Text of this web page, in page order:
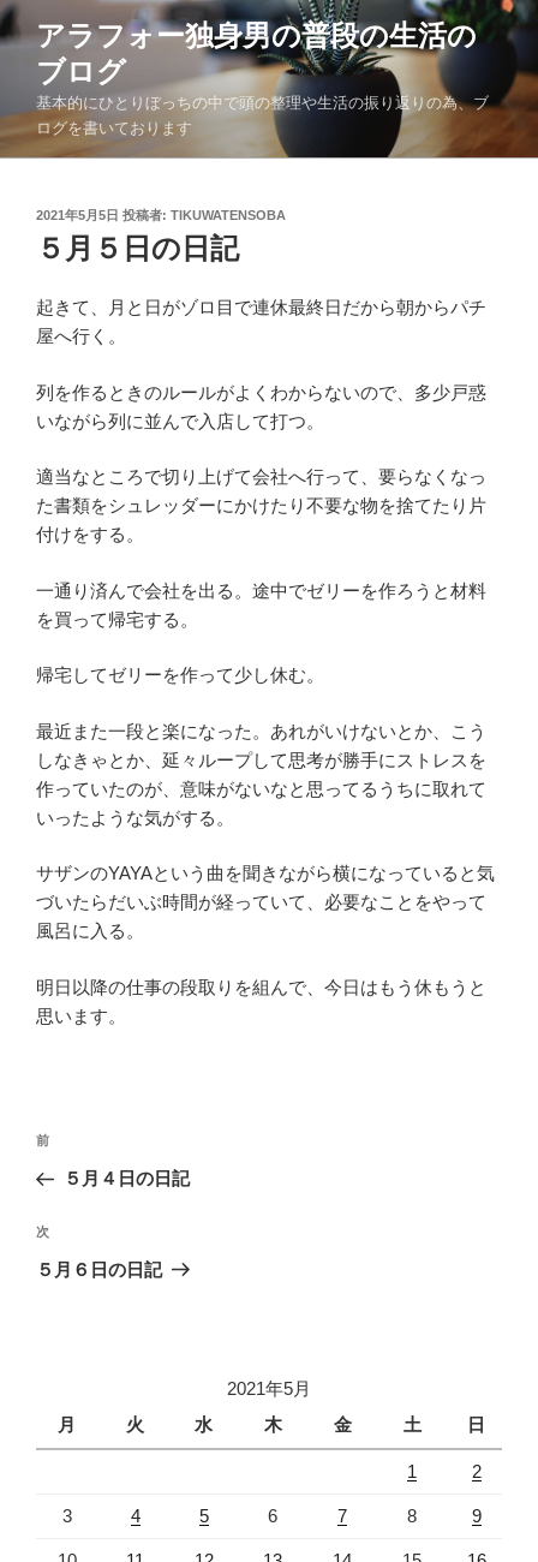
コ
ン
へ
アラフォー独身男の普段の生活の
ブログ
基本的にひとりぼっちの中で頭の整理や生活の振り返りの為、ブ
ログを書いております
投
稿
日:
2021年5月5日 投稿者: TIKUWATENSOBA
５月５日の日記
起きて、月と日がゾロ目で連休最終日だから朝からパチ
屋へ行く。
列を作るときのルールがよくわからないので、多少戸惑
いながら列に並んで入店して打つ。
適当なところで切り上げて会社へ行って、要らなくなっ
た書類をシュレッダーにかけたり不要な物を捨てたり片
付けをする。
一通り済んで会社を出る。途中でゼリーを作ろうと材料
を買って帰宅する。
帰宅してゼリーを作って少し休む。
最近また一段と楽になった。あれがいけないとか、こう
しなきゃとか、延々ループして思考が勝手にストレスを
作っていたのが、意味がないなと思ってるうちに取れて
いったような気がする。
サザンのYAYAという曲を聞きながら横になっていると気
づいたらだいぶ時間が経っていて、必要なことをやって
風呂に入る。
明日以降の仕事の段取りを組んで、今日はもう休もうと
思います。
投
ビ
ゲ
過
去
投
稿
前
５月４日の日記
次
の
次
５月６日の日記
2021年5月
月
火 水 木 金 土 日
1 2
3 4 5 6 7 8 9